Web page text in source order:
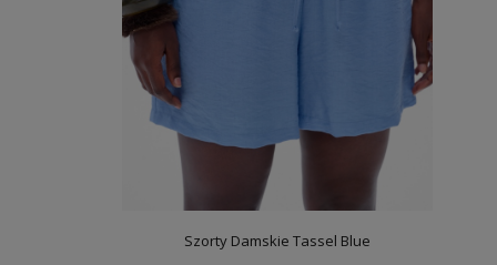
Szorty Damskie Tassel Blue